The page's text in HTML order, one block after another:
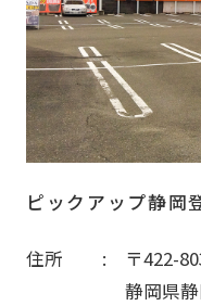
ピックアップ静岡
住所
〒422-
静岡県